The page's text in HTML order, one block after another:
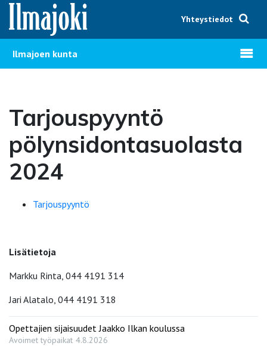
Hyppää sisältöön
Yhteystiedot
Ilmajoen kunta Avaa
Tarjouspyyntö
pölynsidontasuolasta
2024
Tarjouspyyntö
Lisätietoja
Markku Rinta, 044 4191 314
Jari Alatalo, 044 4191 318
Opettajien sijaisuudet Jaakko Ilkan koulussa
Avoimet työpaikat 4.8.2026